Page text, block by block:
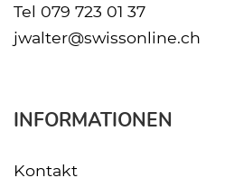
Tel 079 723 01 37
jwalter@swissonline.ch
INFORMATIONEN
Kontakt